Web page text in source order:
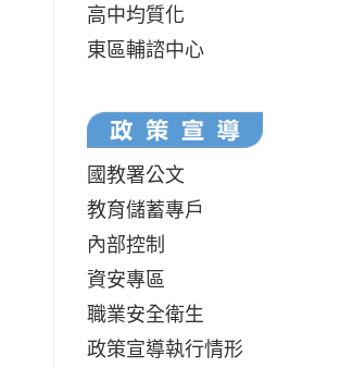
高中均質化
東區輔諮中心
國教署公文
教育儲蓄專戶
內部控制
資安專區
職業安全衛生
政策宣導執行情形